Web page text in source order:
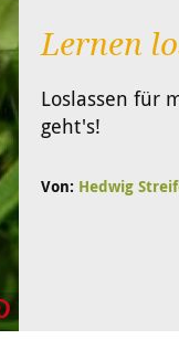
Lernen
Loslassen für
geht's!
Von: Hedwig